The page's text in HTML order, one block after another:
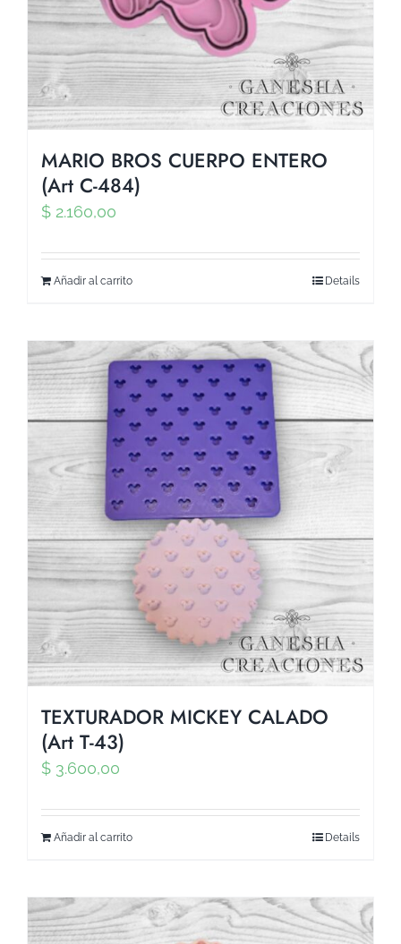
MARIO BROS CUERPO ENTERO
(Art C-484)
$ 2.160,00
Añadir al carrito Details
TEXTURADOR MICKEY CALADO
(Art T-43)
$ 3.600,00
Añadir al carrito Details